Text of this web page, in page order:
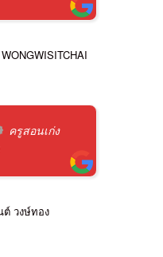
ครูสอนเก่ง
วงษ์ทอง